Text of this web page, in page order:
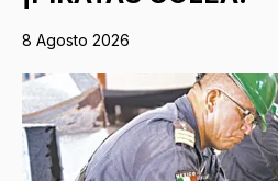
8 Agosto 2026